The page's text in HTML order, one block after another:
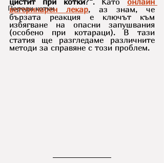
Породи котки
ветеринарен лекар, аз знам, че
бързата реакция е ключът към
избягване на опасни запушвания
(особено при котараци). В тази
статия ще разгледаме различните
методи за справяне с този проблем.